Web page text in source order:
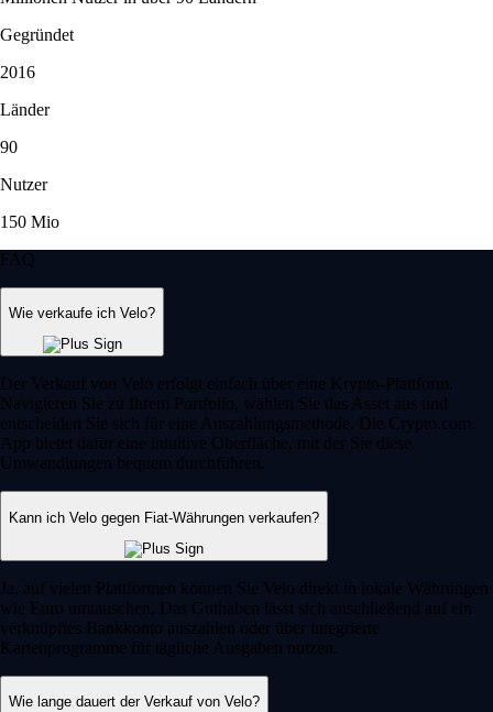
Gegründet
2016
Länder
90
Nutzer
150 Mio
FAQ
Wie verkaufe ich Velo?
Der Verkauf von Velo erfolgt einfach über eine Krypto-Plattform.
Navigieren Sie zu Ihrem Portfolio, wählen Sie das Asset aus und
entscheiden Sie sich für eine Auszahlungsmethode. Die Crypto.com
App bietet dafür eine intuitive Oberfläche, mit der Sie diese
Umwandlungen bequem durchführen.
Kann ich Velo gegen Fiat-Währungen verkaufen?
Ja, auf vielen Plattformen können Sie Velo direkt in lokale Währungen
wie Euro umtauschen. Das Guthaben lässt sich anschließend auf ein
verknüpftes Bankkonto auszahlen oder über integrierte
Kartenprogramme für tägliche Ausgaben nutzen.
Wie lange dauert der Verkauf von Velo?